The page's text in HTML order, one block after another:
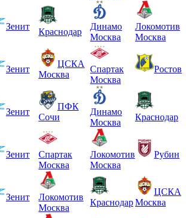
Зенит
Краснодар
Динамо
Москва
Локомотив
Москва
Зенит
ЦСКА
Москва
Спартак
Москва
Ростов
Зенит
ПФК
Сочи
Динамо
Москва
Краснодар
Зенит
Спартак
Москва
Локомотив
Москва
Рубин
Зенит
Локомотив
Москва
Краснодар
ЦСКА
Москва